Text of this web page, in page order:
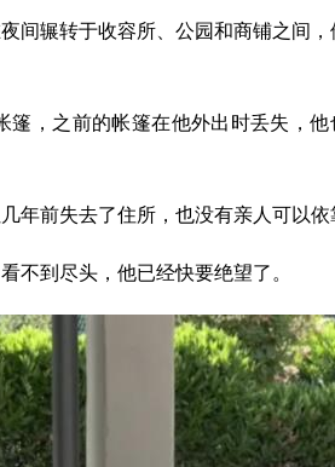
间辗转于收容所、公园和商铺之间，
，之前的帐篷在他外出时丢失，他
年前失去了住所，也没有亲人可以依
不到尽头，他已经快要绝望了。